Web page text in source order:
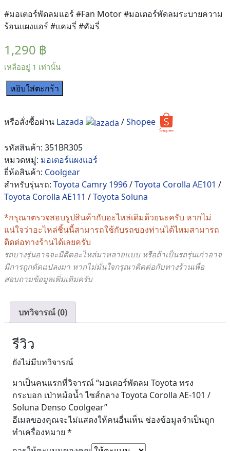
#มอเตอร์พัดลมแอร์ #Fan Motor #มอเตอร์พัดลมระบายความ
ร้อนแผงแอร์ #แคมรี่ #คัมรี่
1,290 ฿
เหลืออยู่ 1 เท่านั้น
จำนวน
พัดลม
ทรง
กระบอก
เป่า
หม้อ
น้ำ
ไซส์
กลาง
Toyota
Corolla
AE-
101
/
Denso
Coolgear
หยิบใส่ตะกร้า
หรือสั่งซื้อผ่าน Lazada /Shopee
รหัสสินค้า: 351BR305
หมวดหมู่: มอเตอร์แผงแอร์
ยี่ห้อสินค้า: Coolgear
สำหรับรุ่นรถ: Toyota Camry 1996/Toyota Corolla AE101 /
Toyota Corolla AE111 /Toyota Soluna
*กรุณาตรวจสอบรูปสินค้ากับอะไหล่เดิมด้วยนะครับ หากไม่
แน่ใจว่าอะไหล่ชิ้นนี้สามารถใช้กับรถของท่านได้ไหมสามารถ
ติดต่อทางร้านได้เลยครับ
รถบางรุ่นอาจจะมีติดอะไหล่มาหลายแบบ หรือถ้าเป็นรถรุ่นเก่าอาจ
มีการถูกดัดแปลงมา หากไม่มั่นใจกรุณาติดต่อกับทางร้านเพื่อ
สอบถามข้อมูลเพิ่มเติมครับ
บทวิจารณ์ (0)
รีวิว
ยังไม่มีบทวิจารณ์
มาเป็นคนแรกที่วิจารณ์ “มอเตอร์พัดลม Toyota ทรง
กระบอก เป่าหม้อน้ำ ไซส์กลาง Toyota Corolla AE-101 /
Soluna Denso Coolgear”
อีเมลของคุณจะไม่แสดงให้คนอื่นเห็น ช่องข้อมูลจำเป็นถูก
ทำเครื่องหมาย *